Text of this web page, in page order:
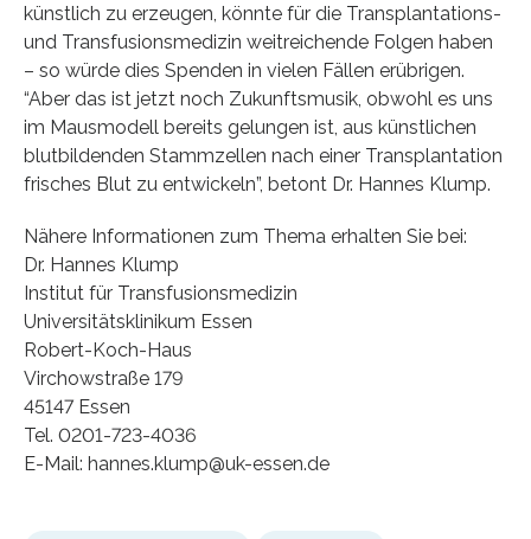
künstlich zu erzeugen, könnte für die Transplantations-
und Transfusionsmedizin weitreichende Folgen haben
– so würde dies Spenden in vielen Fällen erübrigen.
“Aber das ist jetzt noch Zukunftsmusik, obwohl es uns
im Mausmodell bereits gelungen ist, aus künstlichen
blutbildenden Stammzellen nach einer Transplantation
frisches Blut zu entwickeln”, betont Dr. Hannes Klump.
Nähere Informationen zum Thema erhalten Sie bei:
Dr. Hannes Klump
Institut für Transfusionsmedizin
Universitätsklinikum Essen
Robert-Koch-Haus
Virchowstraße 179
45147 Essen
Tel. 0201-723-4036
E-Mail: hannes.klump@uk-essen.de